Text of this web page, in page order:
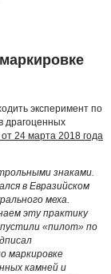
эксперимент по
драгоценных
24 марта 2018 года
знаками.
в Евразийском
меха.
эту практику
«пилот» по
маркировке
камней и